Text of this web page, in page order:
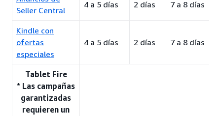
Seller Central
4 a 5 días 2 días 7 a 8 días
Kindle con
ofertas
especiales
4 a 5 días 2 días 7 a 8 días
Tablet Fire
* Las campañas
garantizadas
requieren un